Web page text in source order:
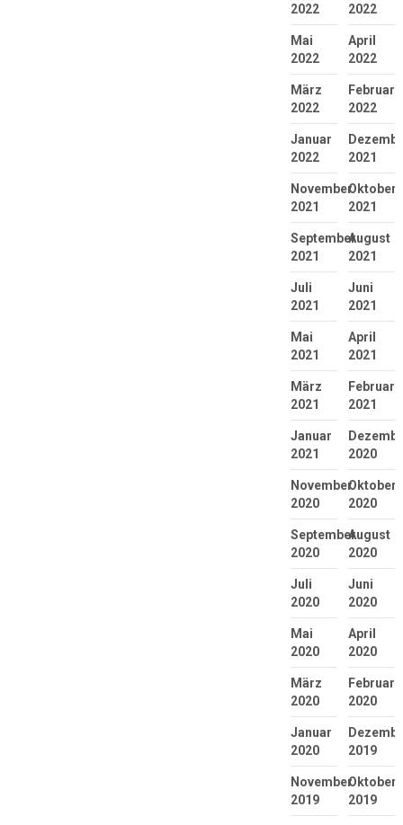
2022
2022
Mai
2022
April
2022
März
2022
Februar
2022
Januar
2022
2021
November
2021
Oktober
2021
September
2021
August
2021
Juli
2021
Juni
2021
Mai
2021
April
2021
März
2021
Februar
2021
Januar
2021
2020
November
2020
Oktober
2020
September
2020
August
2020
Juli
2020
Juni
2020
Mai
2020
April
2020
März
2020
Februar
2020
Januar
2020
2019
November
2019
Oktober
2019